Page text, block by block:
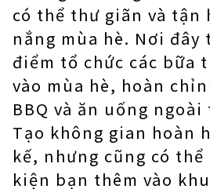
có thể thư giãn và tận
nắng mùa hè. Nơi đây
điểm tổ chức các bữa
vào mùa hè, hoàn
BBQ và ăn uống
Tạo không gian hoàn
kế, nhưng cũng có thể
kiện bạn thêm vào